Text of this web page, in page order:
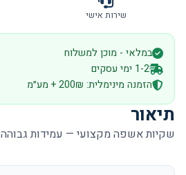
שירות אישי
במלאי - מוכן למשלוח
1-2 ימי עסקים
הזמנה מינימלית: 200₪ + מע״מ
תיאור
שקיות אשפה מקצועי — עמידות גבוהה